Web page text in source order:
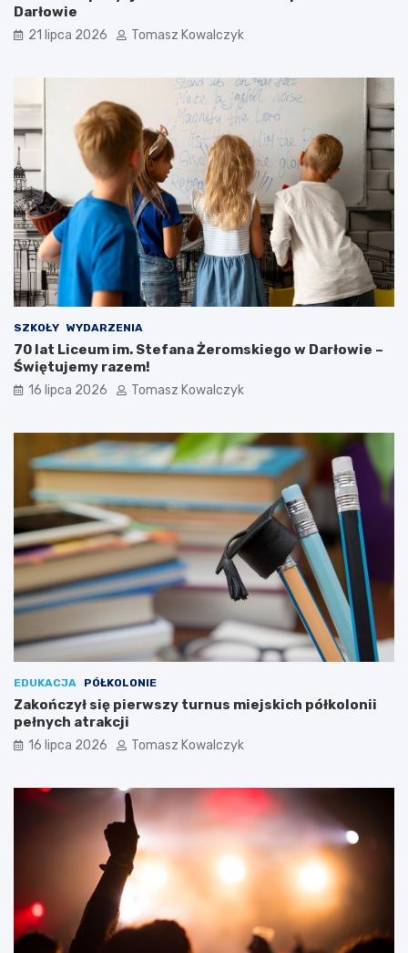
Darłowie
21 lipca 2026 Tomasz Kowalczyk
SZKOŁY WYDARZENIA
70 lat Liceum im. Stefana Żeromskiego w Darłowie –
Świętujemy razem!
16 lipca 2026 Tomasz Kowalczyk
EDUKACJA PÓŁKOLONIE
Zakończył się pierwszy turnus miejskich półkolonii
pełnych atrakcji
16 lipca 2026 Tomasz Kowalczyk